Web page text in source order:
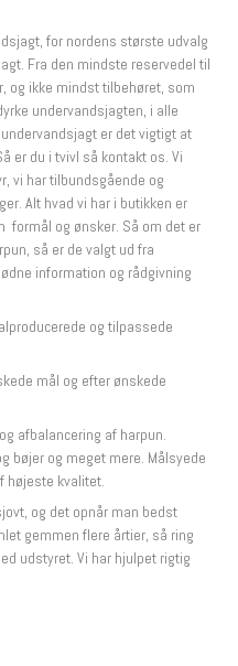
for nordens største udvalg
Fra den mindste reservedel til
og ikke mindst tilbehøret, som
undervandsjagten, i alle
er det vigtigt at
er du i tvivl så kontakt os. Vi
vi har tilbundsgående og
Alt hvad vi har i butikken er
formål og ønsker. Så om det er
så er de valgt ud fra
information og rådgivning
og tilpassede
mål og efter ønskede
afbalancering af harpun.
bøjer og meget mere. Målsyede
højeste kvalitet.
og det opnår man bedst
gemmen flere årtier, så ring
udstyret. Vi har hjulpet rigtig